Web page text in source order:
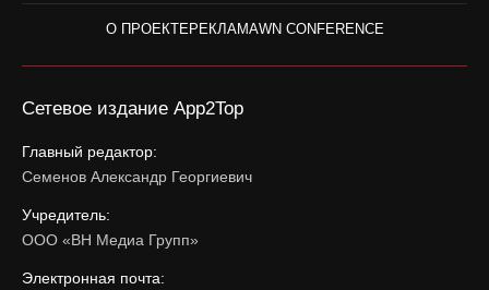
О ПРОЕКТЕРЕКЛАМАWN CONFERENCE
Сетевое издание App2Top
Главный редактор:
Семенов Александр Георгиевич
Учредитель:
ООО «ВН Медиа Групп»
Электронная почта: